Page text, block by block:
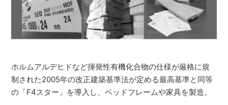
ホルムアルデヒドなど揮発性有機化合物の仕様が厳格に規
制された2005年の改正建築基準法が定める最高基準と同等
の「F4スター」を導入し、ベッドフレームや家具を製造。